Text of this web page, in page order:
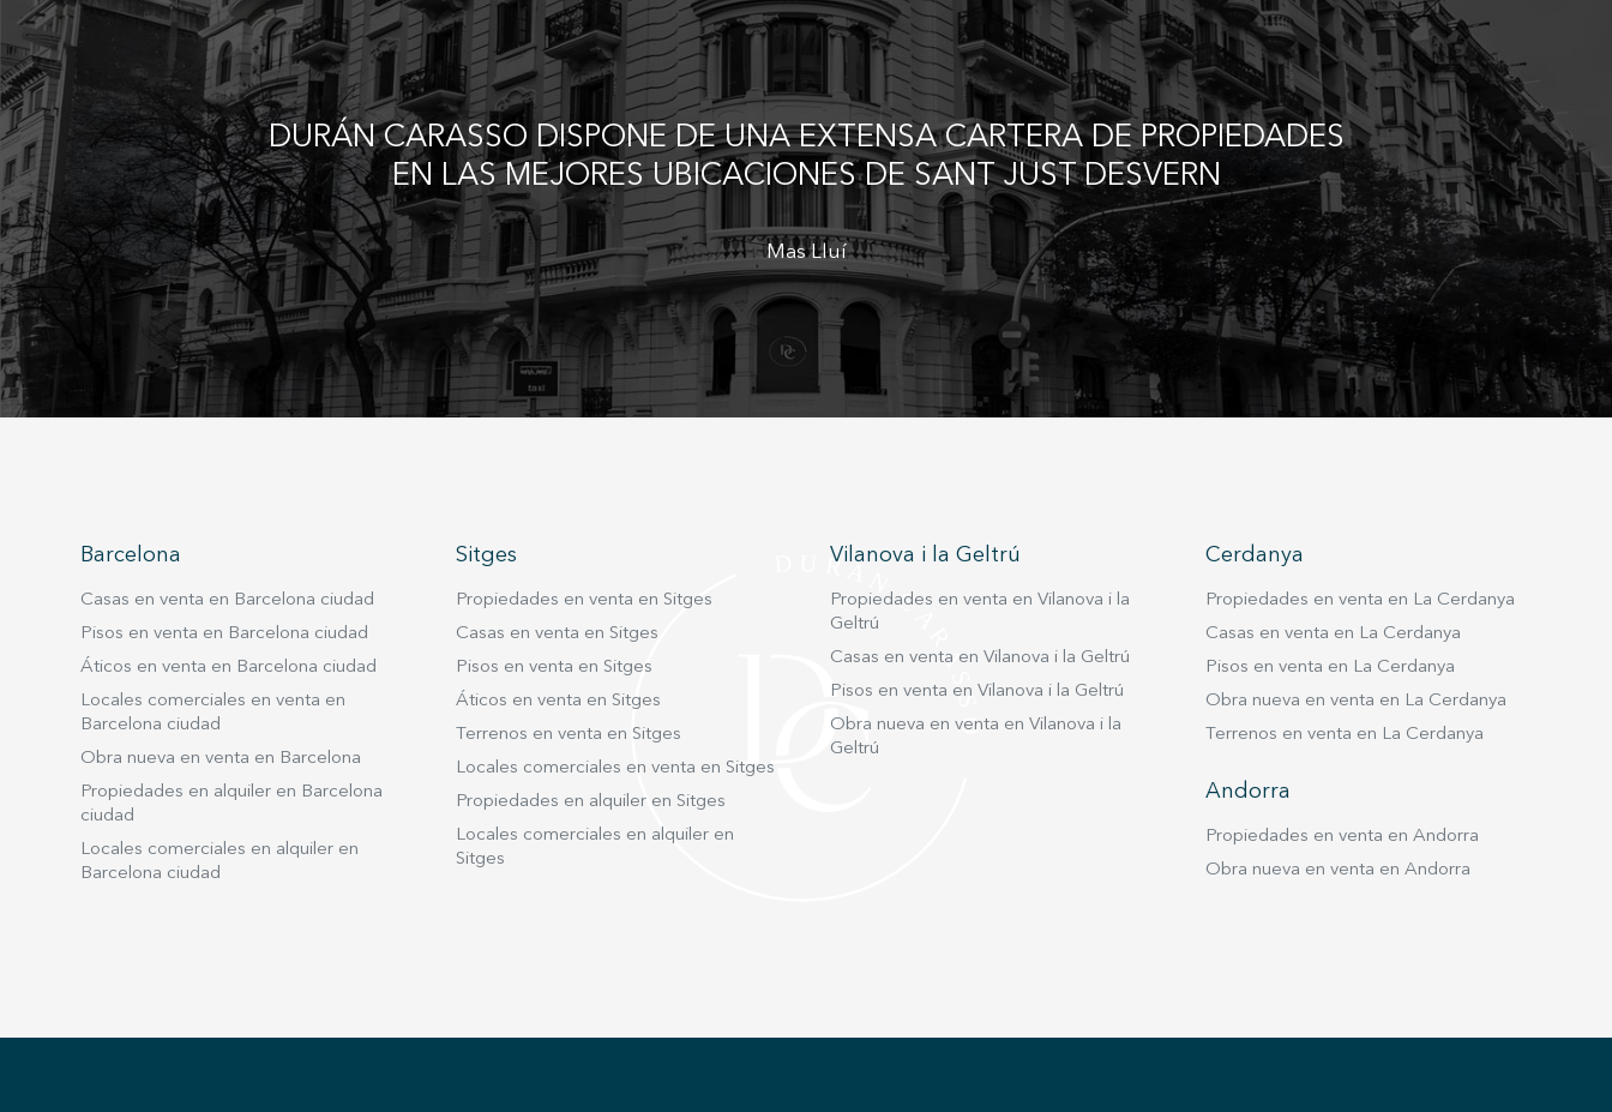
DURÁN CARASSO DISPONE DE UNA EXTENSA CARTERA DE PROPIEDADES
EN LAS MEJORES UBICACIONES DE SANT JUST DESVERN
Mas Lluí
Barcelona
Casas en venta en Barcelona ciudad
Pisos en venta en Barcelona ciudad
Áticos en venta en Barcelona ciudad
Locales comerciales en venta en
Barcelona ciudad
Obra nueva en venta en Barcelona
Propiedades en alquiler en Barcelona
ciudad
Locales comerciales en alquiler en
Barcelona ciudad
Sitges
Propiedades en venta en Sitges
Casas en venta en Sitges
Pisos en venta en Sitges
Áticos en venta en Sitges
Terrenos en venta en Sitges
Locales comerciales en venta en Sitges
Propiedades en alquiler en Sitges
Locales comerciales en alquiler en
Sitges
Vilanova i la Geltrú
Propiedades en venta en Vilanova i la
Geltrú
Casas en venta en Vilanova i la Geltrú
Pisos en venta en Vilanova i la Geltrú
Obra nueva en venta en Vilanova i la
Geltrú
Cerdanya
Propiedades en venta en La Cerdanya
Casas en venta en La Cerdanya
Pisos en venta en La Cerdanya
Obra nueva en venta en La Cerdanya
Terrenos en venta en La Cerdanya
Andorra
Propiedades en venta en Andorra
Obra nueva en venta en Andorra
Guardar configuración Aceptar todas